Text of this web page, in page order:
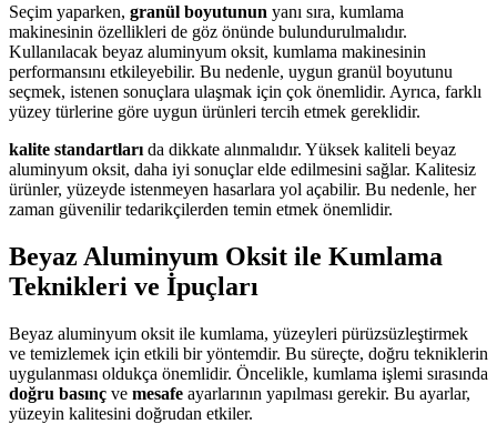
Seçim yaparken, granül boyutunun yanı sıra, kumlama
makinesinin özellikleri de göz önünde bulundurulmalıdır.
Kullanılacak beyaz aluminyum oksit, kumlama makinesinin
performansını etkileyebilir. Bu nedenle, uygun granül boyutunu
seçmek, istenen sonuçlara ulaşmak için çok önemlidir. Ayrıca, farklı
yüzey türlerine göre uygun ürünleri tercih etmek gereklidir.
kalite standartları da dikkate alınmalıdır. Yüksek kaliteli beyaz
aluminyum oksit, daha iyi sonuçlar elde edilmesini sağlar. Kalitesiz
ürünler, yüzeyde istenmeyen hasarlara yol açabilir. Bu nedenle, her
zaman güvenilir tedarikçilerden temin etmek önemlidir.
Beyaz Aluminyum Oksit ile Kumlama
Teknikleri ve İpuçları
Beyaz aluminyum oksit ile kumlama, yüzeyleri pürüzsüzleştirmek
ve temizlemek için etkili bir yöntemdir. Bu süreçte, doğru tekniklerin
uygulanması oldukça önemlidir. Öncelikle, kumlama işlemi sırasında
doğru basınç ve mesafe ayarlarının yapılması gerekir. Bu ayarlar,
yüzeyin kalitesini doğrudan etkiler.